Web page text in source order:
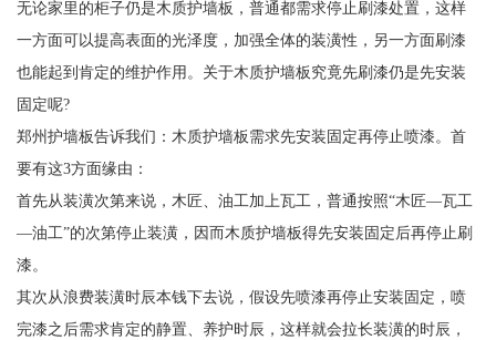
无论家里的柜子仍是木质护墙板，普通都需求停止刷漆处置，这样
一方面可以提高表面的光泽度，加强全体的装潢性，另一方面刷漆
也能起到肯定的维护作用。关于木质护墙板究竟先刷漆仍是先安装
固定呢?
郑州护墙板告诉我们：木质护墙板需求先安装固定再停止喷漆。首
要有这3方面缘由：
首先从装潢次第来说，木匠、油工加上瓦工，普通按照“木匠—瓦工
—油工”的次第停止装潢，因而木质护墙板得先安装固定后再停止刷
漆。
其次从浪费装潢时辰本钱下去说，假设先喷漆再停止安装固定，喷
完漆之后需求肯定的静置、养护时辰，这样就会拉长装潢的时辰，